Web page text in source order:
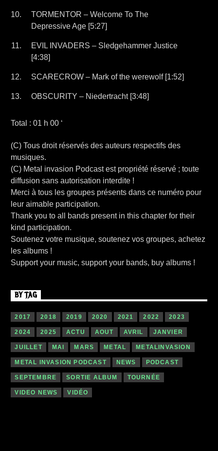
TORMENTOR – Welcome To The
Depressive Age [5:27]
EVIL INVADERS – Sledgehammer Justice
[4:38]
SCARECROW – Mark of the werewolf [1:52]
OBSCURITY – Niedertracht [3:48]
Total : 01 h 00 ‘
(C) Tous droit réservés des auteurs respectifs des
musiques.
(C) Metal invasion Podcast est propriété réservé ; toute
diffusion sans autorisation interdite !
Merci à tous les groupes présents dans ce numéro pour
leur aimable participation.
Thank you to all bands present in this chapter for their
kind participation.
Soutenez votre musique, soutenez vos groupes, achetez
les albums !
Support your music, support your bands, buy albums !
BY TAG
2017 2018 2019 2020 2021 2022 2023
2024 2025 ACTU AOUT AVRIL JANVIER
JUILLET MAI MARS METAL METALINVASION
METAL INVASION PODCAST NEWS PODCAST
SEPTEMBRE SORTIE ALBUM TOURNÉE
VIDEO NEWS VIDÉO